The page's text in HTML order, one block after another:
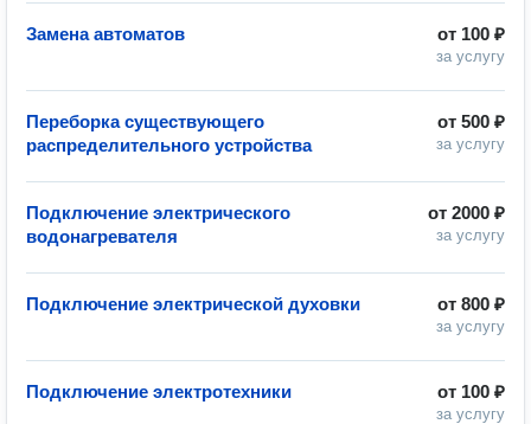
от 100 ₽
за услугу
Замена автоматов
от 500 ₽
за услугу
Переборка существующего
распределительного устройства
от 2000 ₽
за услугу
Подключение электрического
водонагревателя
от 800 ₽
за услугу
Подключение электрической духовки
от 100 ₽
за услугу
Подключение электротехники